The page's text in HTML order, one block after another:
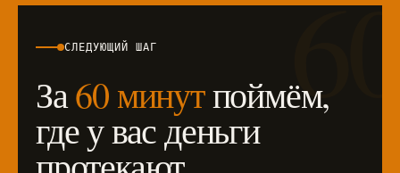
СЛЕДУЮЩИЙ ШАГ
За60 минутпоймём,
где у вас деньги